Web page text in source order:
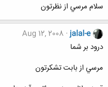
سلام مرسي از نظرتون
jalal-e
Aug 12, 2008
درود بر شما
مرسي از بابت تشكرتون